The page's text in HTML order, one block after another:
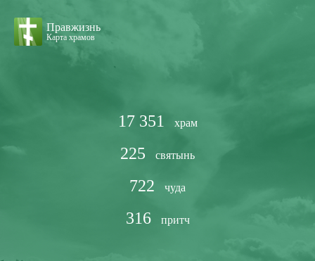
Правжизнь
Карта храмов
17 351 храм
225 святынь
722 чуда
316 притч